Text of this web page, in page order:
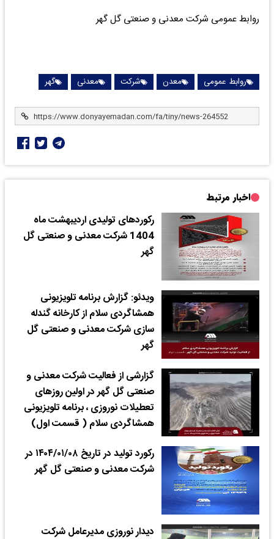
روابط عمومی شرکت معدنی و صنعتی گل گهر
روابط عمومی معدن شرکت معدنی گهر
اخبار مرتبط
رکوردهای تولیدی اردیبهشت ماه
1404 شرکت معدنی و صنعتی گل
گهر
ویدئو: گزارش برنامه تلویزیونی
همشاگردی سلام از کارخانه گندله
سازی شرکت معدنی و صنعتی گل
گهر
گزارشی از فعالیت شرکت معدنی و
صنعتی گل گهر در اولین روزهای
تعطیلات نوروزی ، برنامه تلویزیونی
همشاگردی سلام ( قسمت اول)
رکورد تولید در تاریخ ۱۴۰۴/۰۱/۰۸ در
شرکت معدنی و صنعتی گل گهر
دیدار نوروزی مدیرعامل شرکت